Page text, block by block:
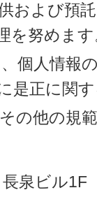
および預
を努めま
個人情報
是正に関
の他の規
泉ビル1F